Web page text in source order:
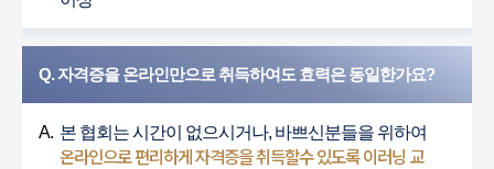
Q. 자격증을 온라인만으로 취득하여도 효력은 동일한가요?
A. 본 협회는 시간이 없으시거나, 바쁘신분들을 위하여
온라인으로 편리하게 자격증을 취득할수 있도록 이러닝 교